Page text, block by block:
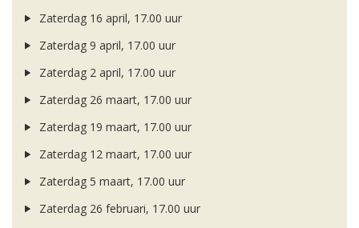
Zaterdag 16 april, 17.00 uur
Zaterdag 9 april, 17.00 uur
Zaterdag 2 april, 17.00 uur
Zaterdag 26 maart, 17.00 uur
Zaterdag 19 maart, 17.00 uur
Zaterdag 12 maart, 17.00 uur
Zaterdag 5 maart, 17.00 uur
Zaterdag 26 februari, 17.00 uur